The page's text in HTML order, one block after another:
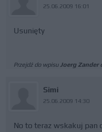
25.06.2009 16:01
Usunięty
Przejdź do wpisuJoerg Zander
Simi
25.06.2009 14:30
No to teraz wskakuj pan